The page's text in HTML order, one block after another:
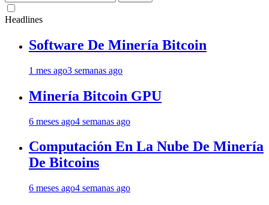
Headlines
Software De Minería Bitcoin
1 mes ago3 semanas ago
Minería Bitcoin GPU
6 meses ago4 semanas ago
Computación En La Nube De Minería
De Bitcoins
6 meses ago4 semanas ago